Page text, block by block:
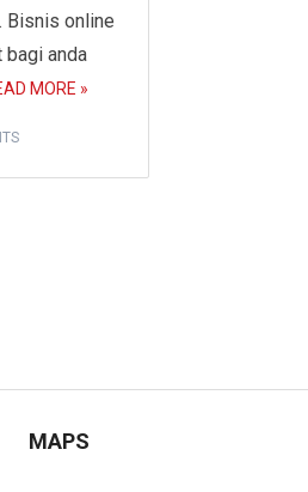
Bisnis online
bagi anda
MORE »
MAPS